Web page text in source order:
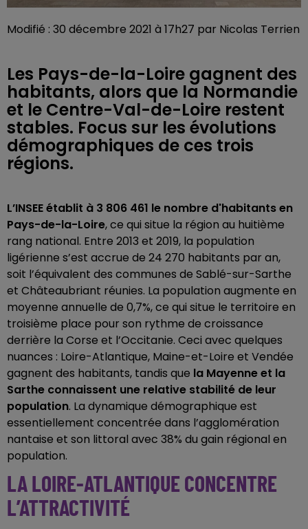
Modifié : 30 décembre 2021 à 17h27 par Nicolas Terrien
Les Pays-de-la-Loire gagnent des
habitants, alors que la Normandie
et le Centre-Val-de-Loire restent
stables. Focus sur les évolutions
démographiques de ces trois
régions.
L’INSEE établit à 3 806 461 le nombre d'habitants en
Pays-de-la-Loire, ce qui situe la région au huitième
rang national. Entre 2013 et 2019, la population
ligérienne s’est accrue de 24 270 habitants par an,
soit l’équivalent des communes de Sablé-sur-Sarthe
et Châteaubriant réunies. La population augmente en
moyenne annuelle de 0,7%, ce qui situe le territoire en
troisième place pour son rythme de croissance
derrière la Corse et l’Occitanie. Ceci avec quelques
nuances : Loire-Atlantique, Maine-et-Loire et Vendée
gagnent des habitants, tandis que la Mayenne et la
Sarthe connaissent une relative stabilité de leur
population. La dynamique démographique est
essentiellement concentrée dans l’agglomération
nantaise et son littoral avec 38% du gain régional en
population.
LA LOIRE-ATLANTIQUE CONCENTRE
L’ATTRACTIVITÉ